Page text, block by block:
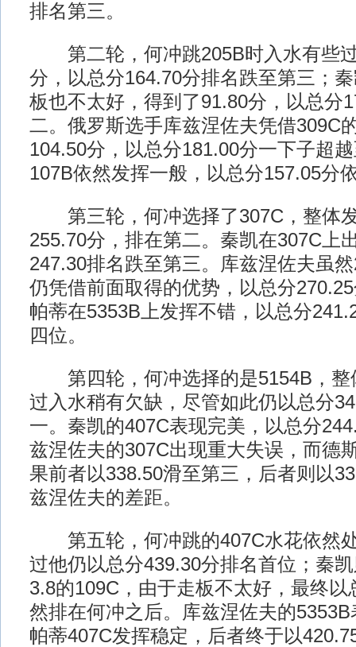
排名第三。
第二轮，何冲跳205B时入水有些
分，以总分164.70分排名跌至第三；
板也不太好，得到了91.80分，以总分
二。俄罗斯选手库兹涅佐夫凭借309C
104.50分，以总分181.00分一下子超
107B依然发挥一般，以总分157.05分
第三轮，何冲选择了307C，整体
255.70分，排在第二。秦凯在307C上
247.30排名跌至第三。库兹涅佐夫虽
仍凭借前面取得的优势，以总分
帕蒂在5353B上发挥不错，以总分
四位。
第四轮，何冲选择的是5154B，整
过入水稍有欠缺，尽管如此仍以总分
一。秦凯的407C表现完美，以总分
兹涅佐夫的307C出现重大失误，而德
果前者以338.50滑至第三，后者则以
兹涅佐夫的差距。
第五轮，何冲跳的407C水花依然
过他仍以总分439.30分排名首位；秦
3.8的109C，由于走板不太好，最终以
然排在何冲之后。库兹涅佐夫的
帕蒂407C发挥稳定，后者终于以